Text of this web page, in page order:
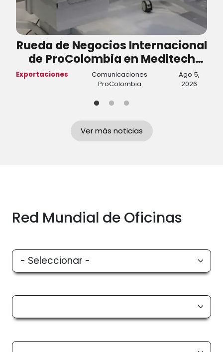
Rueda de Negocios Internacional
de ProColombia en Meditech
generó negocios por cerca de
USD 5,8 millones
Exportaciones
Comunicaciones
ProColombia
Ago 5,
2026
Ver más noticias
Red Mundial de Oficinas